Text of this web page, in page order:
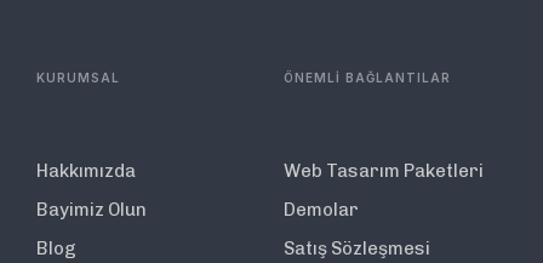
KURUMSAL
Hakkımızda
Bayimiz Olun
Blog
ÖNEMLİ BAĞLANTILAR
Web Tasarım Paketleri
Demolar
Satış Sözleşmesi